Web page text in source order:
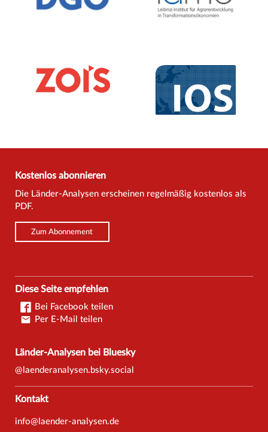
Kostenlos abonnieren
Die Länder-Analysen erscheinen regelmäßig kostenlos als
PDF.
Zum Abonnement
Diese Seite empfehlen
Bei Facebook teilen
Per E-Mail teilen
Länder-Analysen bei Bluesky
@laenderanalysen.bsky.social
Kontakt
info@laender-analysen.de